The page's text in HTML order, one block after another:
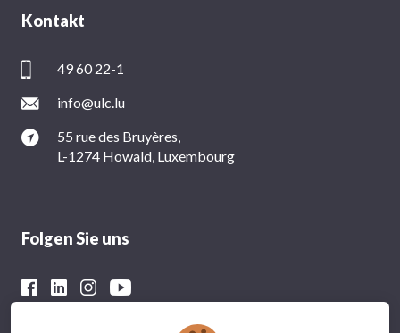
Kontakt
49 60 22-1
info@ulc.lu
55 rue des Bruyères,
L-1274 Howald, Luxembourg
Folgen Sie uns